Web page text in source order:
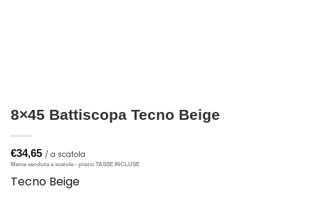
8×45 Battiscopa Tecno Beige
€34,65
Tecno Beige